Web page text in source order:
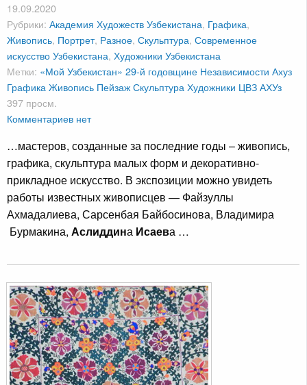
19.09.2020
Рубрики: Академия Художеств Узбекистана, Графика,
Живопись, Портрет, Разное, Скульптура, Современное
искусство Узбекистана, Художники Узбекистана
Метки: «Мой Узбекистан» 29-й годовщине Независимости Ахуз
Графика Живопись ПейзажСкульптура Художники ЦВЗ АХУз
397 просм.
Комментариев нет
…мастеров, созданные за последние годы – живопись,
графика, скульптура малых форм и декоративно-
прикладное искусство. В экспозиции можно увидеть
работы известных живописцев — Файзуллы
Ахмадалиева, Сарсенбая Байбосинова, Владимира
Бурмакина, Аслиддина Исаева …